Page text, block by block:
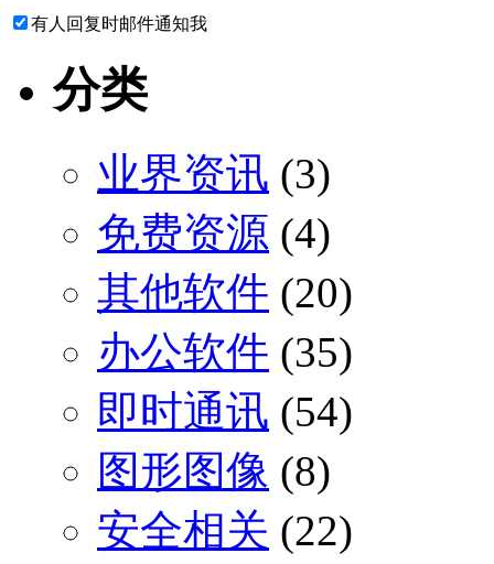
有人回复时邮件通知我
分类
业界资讯 (3)
免费资源 (4)
其他软件 (20)
办公软件 (35)
即时通讯 (54)
图形图像 (8)
安全相关 (22)